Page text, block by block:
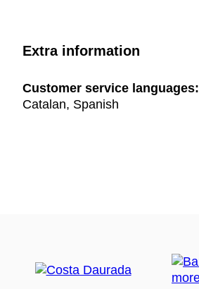
Extra information
Customer service languages:
Catalan, Spanish